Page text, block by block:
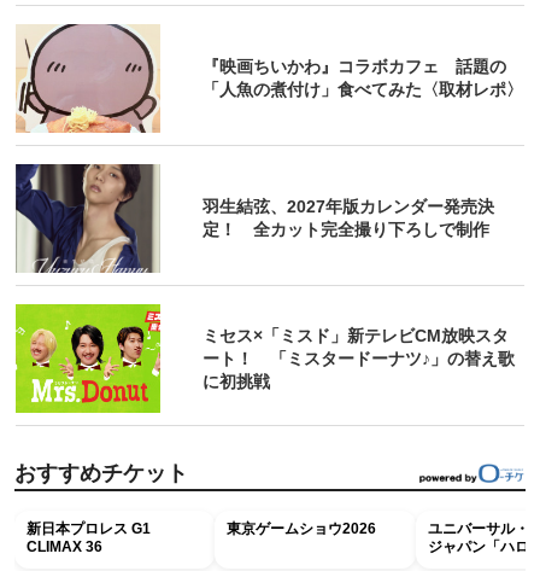
『映画ちいかわ』コラボカフェ 話題の
「人魚の煮付け」食べてみた〈取材レポ〉
羽生結弦、2027年版カレンダー発売決
定！ 全カット完全撮り下ろしで制作
ミセス×「ミスド」新テレビCM放映スタ
ート！ 「ミスタードーナツ♪」の替え歌
に初挑戦
おすすめチケット
新日本プロレス G1
CLIMAX 36
東京ゲームショウ2026
ユニバーサル・
ジャパン「ハロ